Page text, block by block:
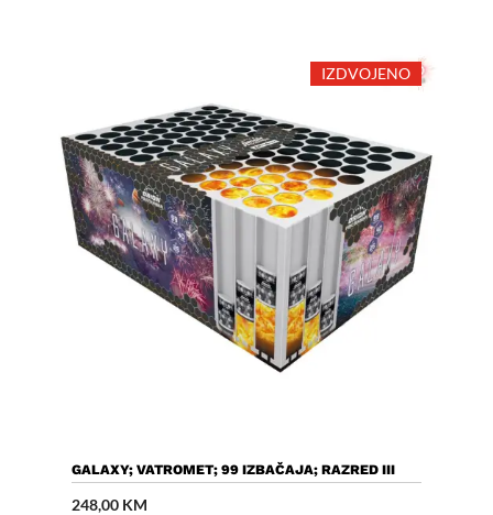
IZDVOJENO
Dodaj U Košaricu
GALAXY; VATROMET; 99 IZBAČAJA; RAZRED III
248,00 KM